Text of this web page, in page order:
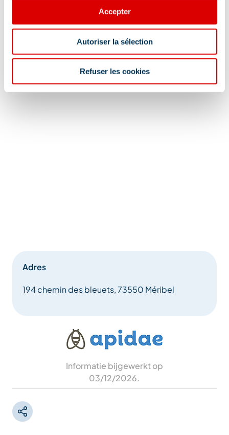
Accepter
Autoriser la sélection
Refuser les cookies
Adres
194 chemin des bleuets, 73550 Méribel
Informatie bijgewerkt op
03/12/2026.